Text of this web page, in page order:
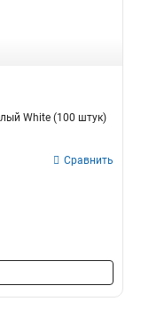
White (100 штук)
Сравнить